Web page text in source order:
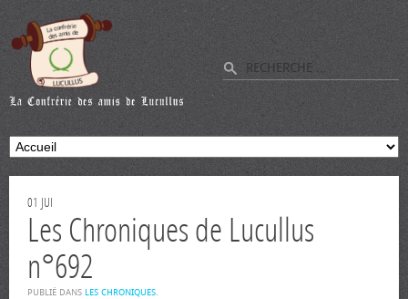
01 JUI
Les Chroniques de Lucullus
n°692
PUBLIÉ DANS LES CHRONIQUES.